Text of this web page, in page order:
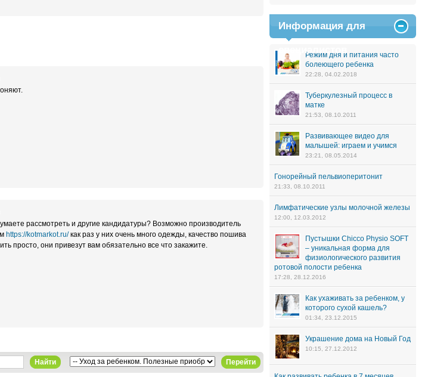
рассмотреть и другие кандидатуры? Возможно производитель
https://kotmarkot.ru/как раз у них очень много одежды, качество пошива
просто, они привезут вам обязательно все что закажите.
Перейти
Найти
Информация для
специалистов
Режим дня и питания часто
болеющего ребенка
22:28, 04.02.2018
Туберкулезный процесс в
матке
21:53, 08.10.2011
Развивающее видео для
малышей: играем и учимся
23:21, 08.05.2014
Гонорейный пельвиоперитонит
21:33, 08.10.2011
Лимфатические узлы молочной железы
12:00, 12.03.2012
Пустышки Chicco Physio SOFT
– уникальная форма для
физиологического развития
ротовой полости ребенка
17:28, 28.12.2016
Как ухаживать за ребенком, у
которого сухой кашель?
01:34, 23.12.2015
Украшение дома на Новый Год
10:15, 27.12.2012